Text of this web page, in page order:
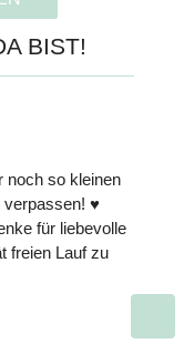
BIST!
noch so kleinen
verpassen! ♥
für liebevolle
freien Lauf zu